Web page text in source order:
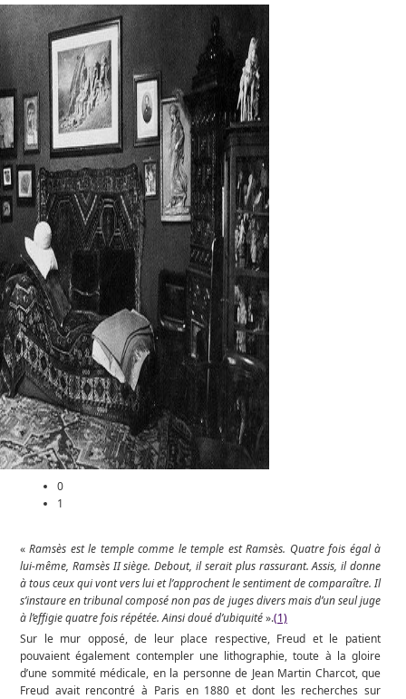
0
1
« Ramsès est le temple comme le temple est Ramsès. Quatre fois égal à
lui-même, Ramsès II siège. Debout, il serait plus rassurant. Assis, il donne
à tous ceux qui vont vers lui et l’approchent le sentiment de comparaître. Il
s’instaure en tribunal composé non pas de juges divers mais d’un seul juge
à l’effigie quatre fois répétée. Ainsi doué d’ubiquité».(1)
Sur le mur opposé, de leur place respective, Freud et le patient
pouvaient également contempler une lithographie, toute à la gloire
d’une sommité médicale, en la personne de Jean Martin Charcot, que
Freud avait rencontré à Paris en 1880 et dont les recherches sur